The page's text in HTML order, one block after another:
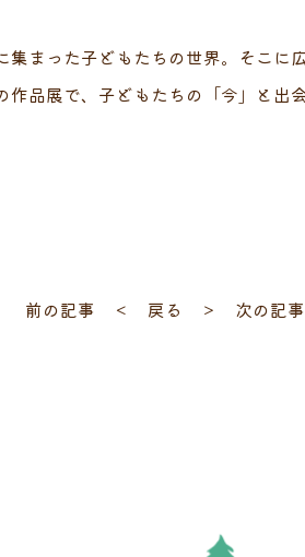
集まった子どもたちの世界。そこ
品展で、子どもたちの「今」と出
前の記事 ＜ 戻る ＞ 次の記事